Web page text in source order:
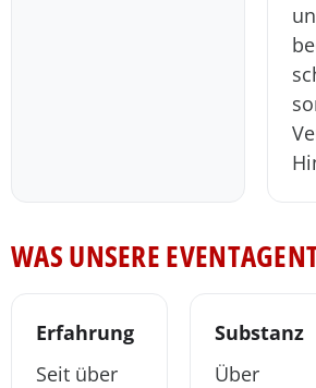
WAS UNSERE
Erfahrung
Seit über
Substanz
Über